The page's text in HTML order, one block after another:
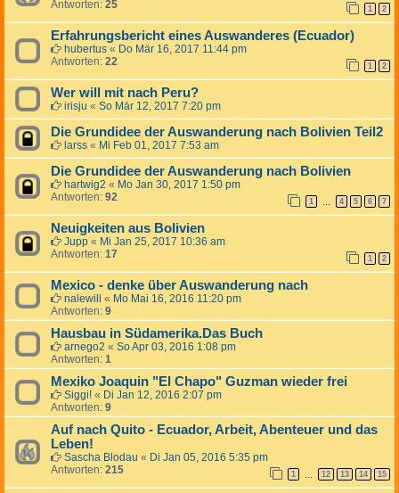
Antworten: 25 1 2
Erfahrungsbericht eines Auswanderes (Ecuador)
hubertus « Do Mär 16, 2017 11:44 pm
Antworten: 22 1 2
Wer will mit nach Peru?
irisju « So Mär 12, 2017 7:20 pm
Die Grundidee der Auswanderung nach Bolivien Teil2
larss « Mi Feb 01, 2017 7:53 am
Die Grundidee der Auswanderung nach Bolivien
hartwig2 « Mo Jan 30, 2017 1:50 pm
Antworten: 92 1 … 4 5 6 7
Neuigkeiten aus Bolivien
Jupp « Mi Jan 25, 2017 10:36 am
Antworten: 17 1 2
Mexico - denke über Auswanderung nach
nalewill « Mo Mai 16, 2016 11:20 pm
Antworten: 9
Hausbau in Südamerika.Das Buch
arnego2 « So Apr 03, 2016 1:08 pm
Antworten: 1
Mexiko Joaquin "El Chapo" Guzman wieder frei
Siggi! « Di Jan 12, 2016 2:07 pm
Antworten: 9
Auf nach Quito - Ecuador, Arbeit, Abenteuer und das
Leben!
Sascha Blodau « Di Jan 05, 2016 5:35 pm
Antworten: 215 1 … 12 13 14 15